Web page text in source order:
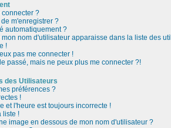
connecter ?
m'enregistrer ?
automatiquement ?
nom d'utilisateur apparaisse dans la liste des
!
pas me connecter !
passé, mais ne peux plus me connecter ?!
des Utilisateurs
préférences ?
!
et l'heure est toujours incorrecte !
liste !
image en dessous de mon nom d'utilisateur ?